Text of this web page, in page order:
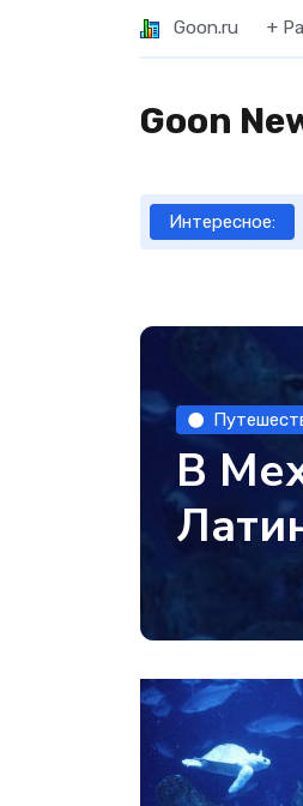
Goon.ru +
Goon
Интересное:
В